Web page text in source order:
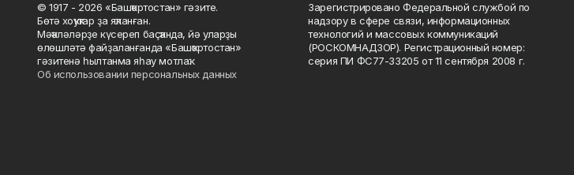
© 1917 - 2026 «Башҡортостан» гәзите.
Бөтә хоҡуҡтар ҙа яҡланған.
Мәҡәләләрҙе күсереп баҫҡанда, йә уларҙы
өлөшләтә файҙаланғанда «Башҡортостан»
гәзитенә һылтанма яһау мотлаҡ.
Об использовании персональных данных
Зарегистрировано Федеральной службой по
надзору в сфере связи, информационных
технологий и массовых коммуникаций
(РОСКОМНАДЗОР). Регистрационный номер:
серия ПИ ФС77-33205 от 11 сентября 2008 г.